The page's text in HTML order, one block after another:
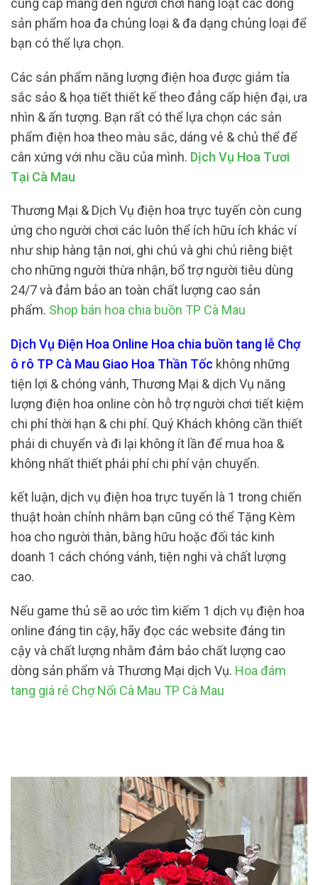
cung cấp mang đến người chơi hàng loạt các dòng
sản phẩm hoa đa chủng loại & đa dạng chủng loại để
bạn có thể lựa chọn.
Các sản phẩm năng lượng điện hoa được giảm tỉa
sắc sảo & họa tiết thiết kế theo đẳng cấp hiện đại, ưa
nhìn & ấn tượng. Bạn rất có thể lựa chọn các sản
phẩm điện hoa theo màu sắc, dáng vẻ & chủ thể để
cân xứng với nhu cầu của mình. Dịch Vụ Hoa Tươi
Tại Cà Mau
Thương Mại & Dịch Vụ điện hoa trực tuyến còn cung
ứng cho người chơi các luôn thể ích hữu ích khác ví
như ship hàng tận nơi, ghi chú và ghi chú riêng biệt
cho những người thừa nhận, bổ trợ người tiêu dùng
24/7 và đảm bảo an toàn chất lượng cao sản
phẩm. Shop bán hoa chia buồn TP Cà Mau
Dịch Vụ Điện Hoa Online Hoa chia buồn tang lễ Chợ
ô rô TP Cà Mau Giao Hoa Thần Tốc không những
tiện lợi & chóng vánh, Thương Mại & dịch Vụ năng
lượng điện hoa online còn hỗ trợ người chơi tiết kiệm
chi phí thời hạn & chi phí. Quý Khách không cần thiết
phải di chuyển và đi lại không ít lần để mua hoa &
không nhất thiết phải phí chi phí vận chuyển.
kết luận, dịch vụ điện hoa trực tuyến là 1 trong chiến
thuật hoàn chỉnh nhằm bạn cũng có thể Tặng Kèm
hoa cho người thân, bằng hữu hoặc đối tác kinh
doanh 1 cách chóng vánh, tiện nghi và chất lượng
cao.
Nếu game thủ sẽ ao ước tìm kiếm 1 dịch vụ điện hoa
online đáng tin cậy, hãy đọc các website đáng tin
cậy và chất lượng nhằm đảm bảo chất lượng cao
dòng sản phẩm và Thương Mại dịch Vụ. Hoa đám
tang giá rẻ Chợ Nổi Cà Mau TP Cà Mau